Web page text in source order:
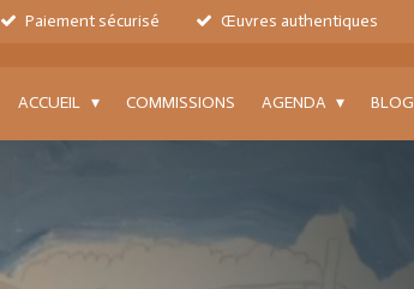
Paiement sécurisé Œuvres authentiques
ACCUEIL COMMISSIONS AGENDA BLOG